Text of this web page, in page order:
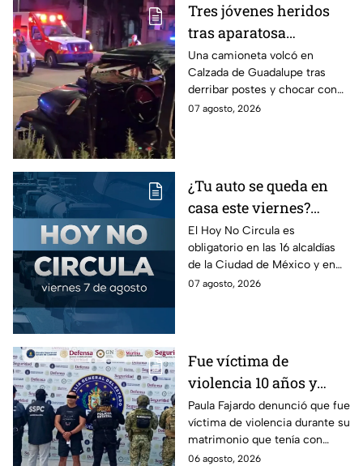
Tres jóvenes heridos
tras aparatosa
volcadura en Tepeyac
Insurgentes y operativo
en la Juárez, mientras
dormía
Una camioneta volcó en
Calzada de Guadalupe tras
derribar postes y chocar con
un árbol, dejando a tres
07 agosto, 2026
¿Tu auto se queda en
casa este viernes?
Revisa el Hoy No
Circula de este 7 de
agosto
El Hoy No Circula es
obligatorio en las 16 alcaldías
de la Ciudad de México y en
los municipios conurbados del
07 agosto, 2026
Fue víctima de
violencia 10 años y
hasta ahora detienen al
presunto agresor: el
caso de Paula Fajardo
Paula Fajardo denunció que fue
víctima de violencia durante su
matrimonio que tenía con
Jorge Francisco “N”, quien fue
06 agosto, 2026